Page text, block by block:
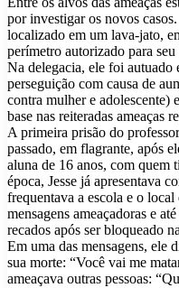
por investigar os novos
localizado em um lava-jato,
perímetro autorizado para seu
Na delegacia, ele foi autuado
perseguição com causa de
contra mulher e adolescente)
base nas reiteradas ameaças
A primeira prisão do
passado, em flagrante, após
aluna de 16 anos, com quem
época, Jesse já apresentava
frequentava a escola e o
mensagens ameaçadoras e
recados após ser bloqueado
Em uma das mensagens, ele
sua morte: “Você vai me
ameaçava outras pessoas: